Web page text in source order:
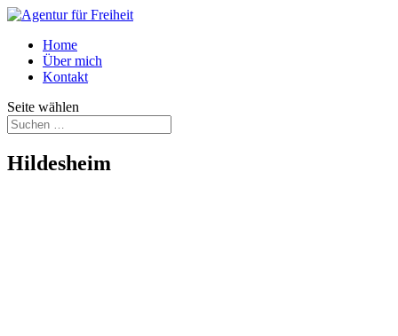
Home
Über mich
Kontakt
Seite wählen
Hildesheim